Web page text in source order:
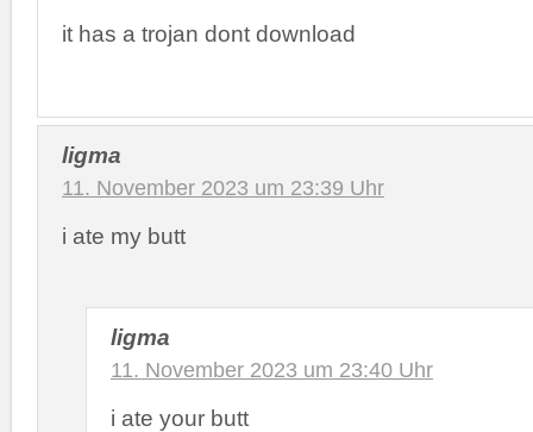
it has a trojan dont download
ligma
11. November 2023 um 23:39 Uhr
i ate my butt
ligma
11. November 2023 um 23:40 Uhr
i ate your butt